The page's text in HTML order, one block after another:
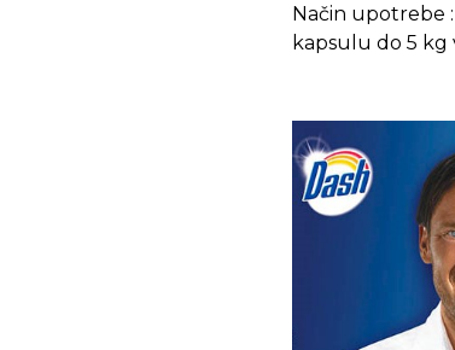
Način upotrebe
kapsulu do 5 kg